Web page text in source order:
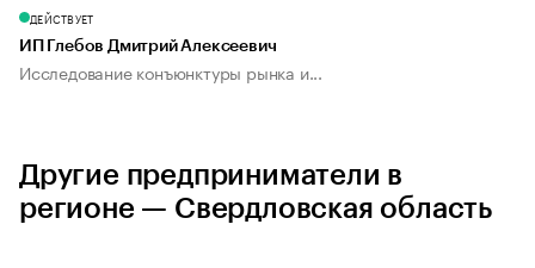
ДЕЙСТВУЕТ
ИП Глебов Дмитрий Алексеевич
Исследование конъюнктуры рынка и...
Другие предприниматели в
регионе — Свердловская область